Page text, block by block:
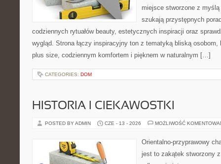
miejsce stworzone z
szukają przystępnych
codziennych rytuałów beauty, estetycznych inspiracji oraz
wygląd. Strona łączy inspiracyjny ton z tematyką bliską osobom,
plus size, codziennym komfortem i pięknem w naturalnym […]
CATEGORIES: DOM
HISTORIA I CIEKAWOSTKI
POSTED BY ADMIN CZE - 13 - 2026 MOŻLIWOŚĆ
Orientalno-przyprawowy
jest to zakątek stworzony